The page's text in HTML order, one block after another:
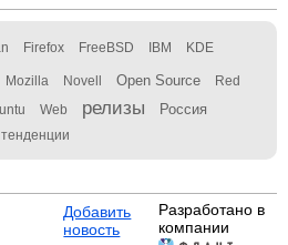
Firefox FreeBSD IBM KDE
Mozilla Novell Open Source Red
Web релизы Россия
тенденции
Добавить
новость
Разработано в
компании